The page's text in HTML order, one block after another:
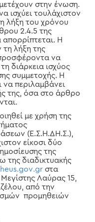
στην ένωση.
ισχύει τουλάχιστον
λήξη του χρόνου
2.4.5 της
Η
λήξη της
να
διάρκεια ισχύος
συμμετοχής. Η
να περιλαμβάνει
της, όσα στο άρθρο
με χρήση της
(Ε.Σ.Η.ΔΗ.Σ.),
είκοσι δύο
της
διαδικτυακής
.gov.grστα
Λαύρας 15,
από την
προμηθειών